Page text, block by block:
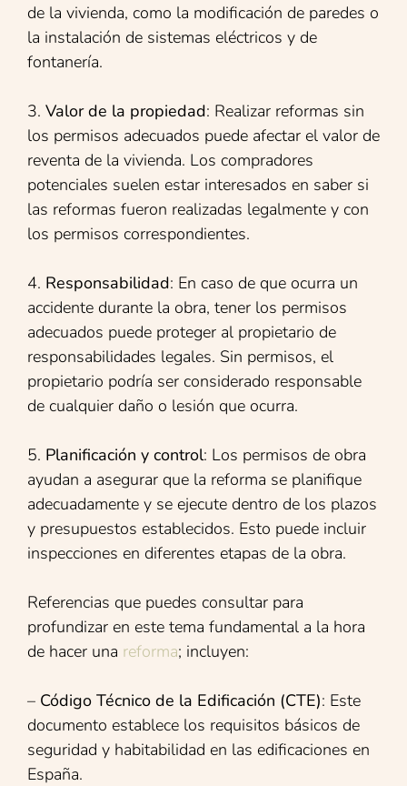
de la vivienda, como la modificación de paredes o
la instalación de sistemas eléctricos y de
fontanería.
3. Valor de la propiedad: Realizar reformas sin
los permisos adecuados puede afectar el valor de
reventa de la vivienda. Los compradores
potenciales suelen estar interesados en saber si
las reformas fueron realizadas legalmente y con
los permisos correspondientes.
4. Responsabilidad: En caso de que ocurra un
accidente durante la obra, tener los permisos
adecuados puede proteger al propietario de
responsabilidades legales. Sin permisos, el
propietario podría ser considerado responsable
de cualquier daño o lesión que ocurra.
5. Planificación y control: Los permisos de obra
ayudan a asegurar que la reforma se planifique
adecuadamente y se ejecute dentro de los plazos
y presupuestos establecidos. Esto puede incluir
inspecciones en diferentes etapas de la obra.
Referencias que puedes consultar para
profundizar en este tema fundamental a la hora
de hacer una reforma; incluyen:
– Código Técnico de la Edificación (CTE): Este
documento establece los requisitos básicos de
seguridad y habitabilidad en las edificaciones en
España.